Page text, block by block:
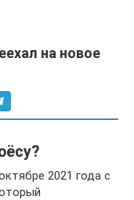
на новое
2021 года с